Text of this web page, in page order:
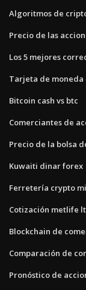
Algoritmos de
Precio de las
Los 5 mejores
Tarjeta de moneda
Bitcoin cash vs btc
Comerciantes de
Precio de la bolsa
Kuwaiti dinar forex
Ferretería crypto
Cotización metlife
Blockchain de
Comparación de
Pronóstico de